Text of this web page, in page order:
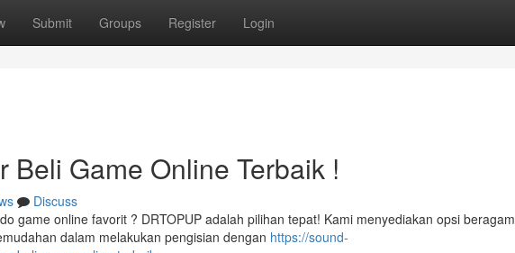
Submit Groups Register Login
Beli Game Online Terbaik !
Discuss
game online favorit ? DRTOPUP adalah pilihan tepat! Kami menyediakan opsi beragam
dalam melakukan pengisian dengan https://sound-